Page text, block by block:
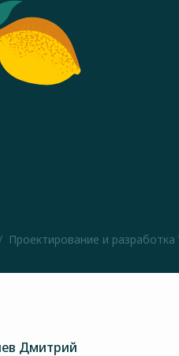
Проектирование и
Дмитрий